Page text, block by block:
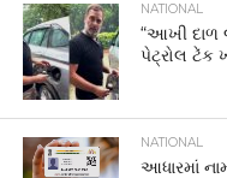
NATIONAL
“આખી દાળ
પેટ્રોલ ટેંક
NATIONAL
આધારમાં